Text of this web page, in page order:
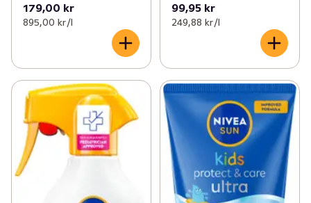
179,00 kr
895,00 kr /l
99,95 kr
249,88 kr /l